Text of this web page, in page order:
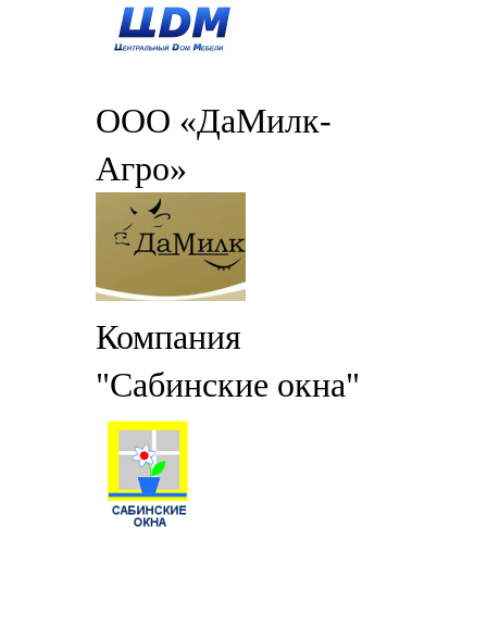
ООО «ДаМилк-
Агро»
Компания
"Сабинские окна"